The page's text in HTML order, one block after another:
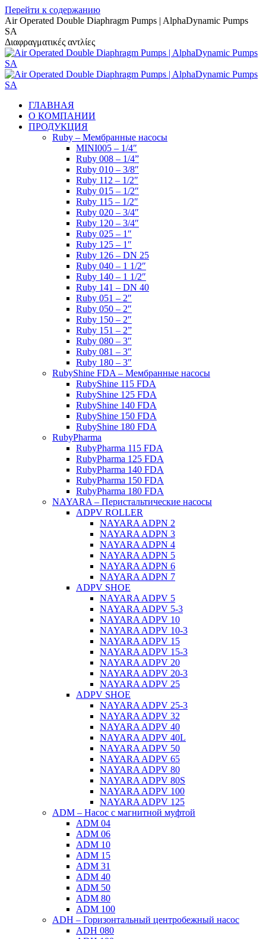
Перейти к содержанию
Air Operated Double Diaphragm Pumps | AlphaDynamic Pumps
SA
Διαφραγματικές αντλίες
ГЛАВНАЯ
О КОМПАНИИ
ПРОДУКЦИЯ
Ruby – Мембранные насосы
MINI005 – 1/4″
Ruby 008 – 1/4”
Ruby 010 – 3/8″
Ruby 112 – 1/2″
Ruby 015 – 1/2″
Ruby 115 – 1/2″
Ruby 020 – 3/4″
Ruby 120 – 3/4″
Ruby 025 – 1″
Ruby 125 – 1″
Ruby 126 – DN 25
Ruby 040 – 1 1/2″
Ruby 140 – 1 1/2″
Ruby 141 – DN 40
Ruby 051 – 2″
Ruby 050 – 2″
Ruby 150 – 2″
Ruby 151 – 2”
Ruby 080 – 3″
Ruby 081 – 3″
Ruby 180 – 3″
RubyShine FDA – Мембранные насосы
RubyShine 115 FDA
RubyShine 125 FDA
RubyShine 140 FDA
RubyShine 150 FDA
RubyShine 180 FDA
RubyPharma
RubyPharma 115 FDA
RubyPharma 125 FDA
RubyPharma 140 FDA
RubyPharma 150 FDA
RubyPharma 180 FDA
NAYARA – Перистальтические насосы
ADPV ROLLER
NAYARA ADPN 2
NAYARA ADPN 3
NAYARA ADPN 4
NAYARA ADPN 5
NAYARA ADPN 6
NAYARA ADPN 7
ADPV SHOE
ΝAYARA ADPV 5
NAYARA ADPV 5-3
NAYARA ADPV 10
NAYARA ADPV 10-3
NAYARA ADPV 15
NAYARA ADPV 15-3
NAYARA ADPV 20
NAYARA ADPV 20-3
NAYARA ADPV 25
ADPV SHOE
NAYARA ADPV 25-3
NAYARA ADPV 32
NAYARA ADPV 40
NAYARA ADPV 40L
NAYARA ADPV 50
NAYARA ADPV 65
NAYARA ADPV 80
NAYARA ADPV 80S
NAYARA ADPV 100
NAYARA ADPV 125
ADM – Насос с магнитной муфтой
ADM 04
ADM 06
ADM 10
ADM 15
ADM 31
ADM 40
ADM 50
ADM 80
ADM 100
ADH – Горизонтальный центробежный насос
ADH 080